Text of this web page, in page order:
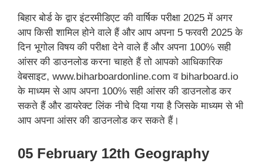
बिहार बोर्ड के द्वार इंटरमीडिएट की वार्षिक परीक्षा 2025 में अगर
आप किसी शामिल होने वाले हैं और आप अपना 5 फरवरी 2025 के
दिन भूगोल विषय की परीक्षा देने वाले हैं और अपना 100% सही
आंसर की डाउनलोड करना चाहते हैं तो आपको आधिकारिक
वेबसाइट, www.biharboardonline.com व biharboard.io
के माध्यम से आप अपना 100% सही आंसर की डाउनलोड कर
सकते हैं और डायरेक्ट लिंक नीचे दिया गया है जिसके माध्यम से भी
आप अपना आंसर की डाउनलोड कर सकते हैं।
05 February 12th Geography